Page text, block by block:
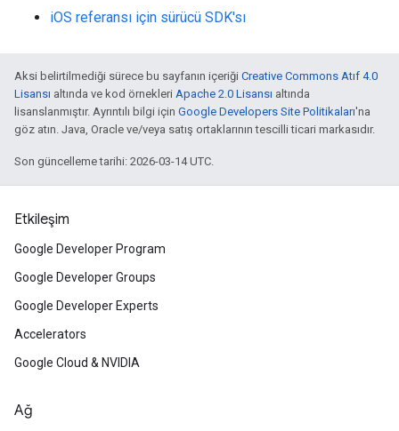
iOS referansı için sürücü SDK'sı
Aksi belirtilmediği sürece bu sayfanın içeriği Creative Commons Atıf 4.0
Lisansı altında ve kod örnekleri Apache 2.0 Lisansı altında
lisanslanmıştır. Ayrıntılı bilgi için Google Developers Site Politikaları'na
göz atın. Java, Oracle ve/veya satış ortaklarının tescilli ticari markasıdır.
Son güncelleme tarihi: 2026-03-14 UTC.
Etkileşim
Google Developer Program
Google Developer Groups
Google Developer Experts
Accelerators
Google Cloud & NVIDIA
Ağ